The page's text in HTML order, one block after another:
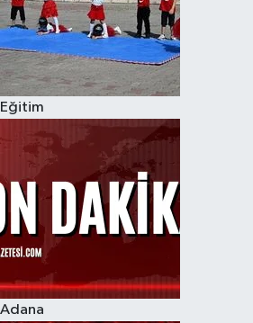
Eğitim
Adana